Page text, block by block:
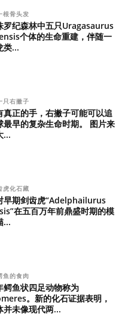
根骨头发
罗纪森林中五只Uragasaurus
个体的生命重建，伴随一
类...
只右撇子
真正的手，右撇子可能可以追
最早的复杂生命时期。 图片来
...
虎化石藏
早期剑齿虎“Adelphailurus
在五百万年前鼎盛时期的模
...
鱼的食肉
鳄鱼状四足动物称为
。新的化石证据表明，
并未像现代两...